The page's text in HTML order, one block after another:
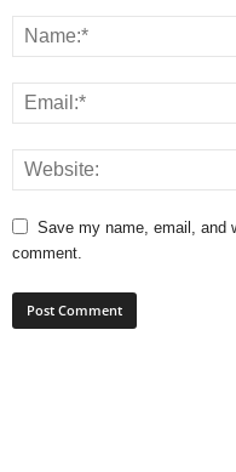
Save my name, email, and
comment.